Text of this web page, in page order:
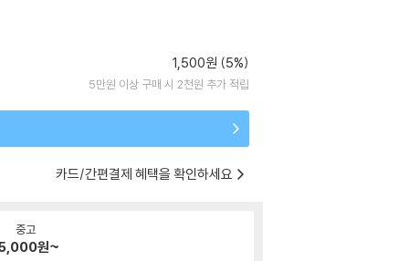
1,500원 (5%)
5만원 이상 구매 시 2천원 추가 적립
카드/간편결제 혜택을 확인하세요
중고
원~